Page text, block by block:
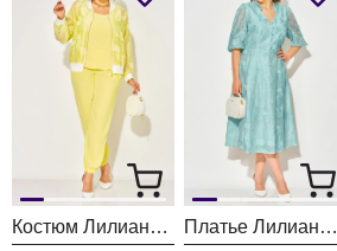
Костюм Лилиана 1547 лимонный Платье Лилиана 1537 мятный